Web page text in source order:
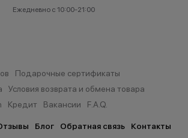
Ежедневно с 10:00-21:00
Подарочные сертификаты
Условия возврата и обмена товара
Кредит Вакансии F.A.Q.
Блог Обратная связь Контакты